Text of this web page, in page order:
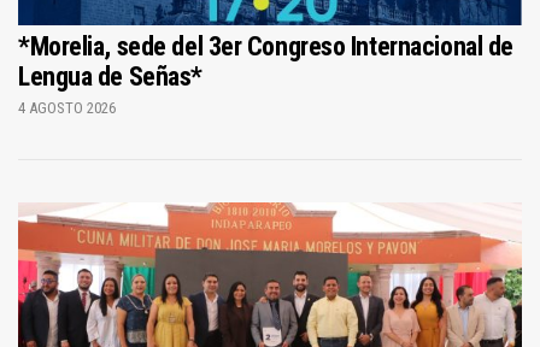
*Morelia, sede del 3er Congreso Internacional de
Lengua de Señas*
4 AGOSTO 2026